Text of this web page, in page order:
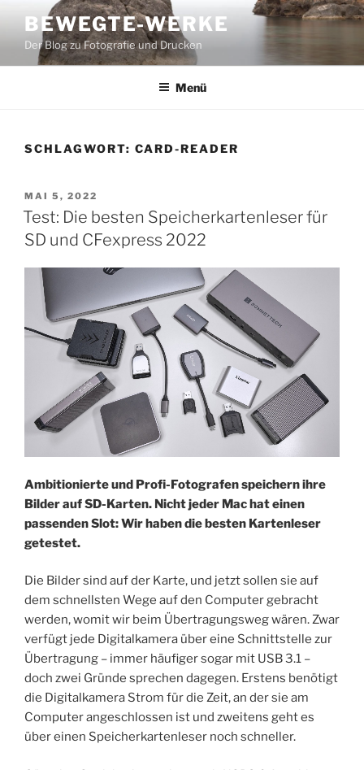
Inhalt
springen
BEWEGTE-WERKE
Der Blog zu Fotografie und Drucken
Menü
SCHLAGWORT: CARD-READER
VERÖFFENTLICHT
AM
MAI 5, 2022
Test: Die besten Speicherkartenleser für
SD und CFexpress 2022
Ambitionierte und Profi-Fotografen speichern ihre
Bilder auf SD-Karten. Nicht jeder Mac hat einen
passenden Slot: Wir haben die besten Kartenleser
getestet.
Die Bilder sind auf der Karte, und jetzt sollen sie auf
dem schnellsten Wege auf den Computer gebracht
werden, womit wir beim Übertragungsweg wären. Zwar
verfügt jede Digitalkamera über eine Schnittstelle zur
Übertragung – immer häufiger sogar mit USB 3.1 –
doch zwei Gründe sprechen dagegen. Erstens benötigt
die Digitalkamera Strom für die Zeit, an der sie am
Computer angeschlossen ist und zweitens geht es
über einen Speicherkartenleser noch schneller.